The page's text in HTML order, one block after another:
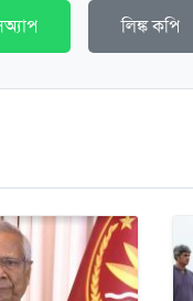
লিঙ্ক কপি